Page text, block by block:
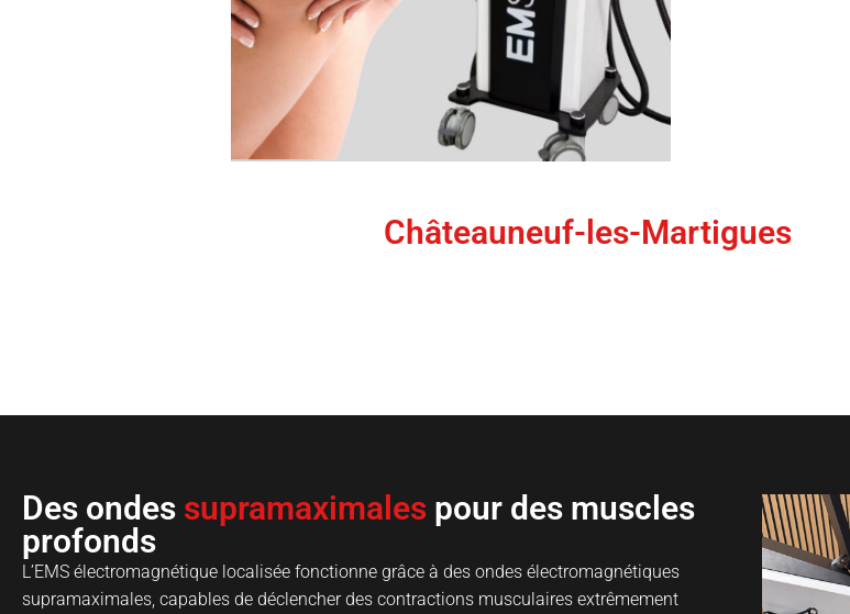
Châteauneuf-les-Martigues
Des ondes supramaximales pour des muscles
profonds
L’EMS électromagnétique localisée fonctionne grâce à des ondes électromagnétiques
supramaximales, capables de déclencher des contractions musculaires extrêmement